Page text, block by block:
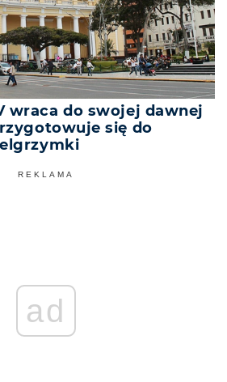
wraca do swojej dawnej
się do
REKLAMA
ad